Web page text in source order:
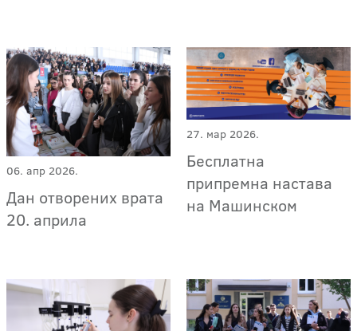
06. апр 2026.
Дан отворених врата
20. априла
27. мар 2026.
Бесплатна
припремна настава
на Машинском